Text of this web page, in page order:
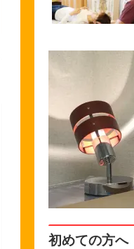
初めての方へ